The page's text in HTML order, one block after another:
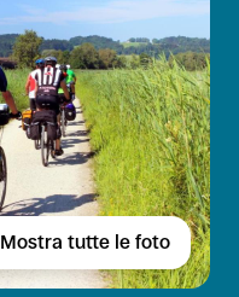
Mostra tutte le foto